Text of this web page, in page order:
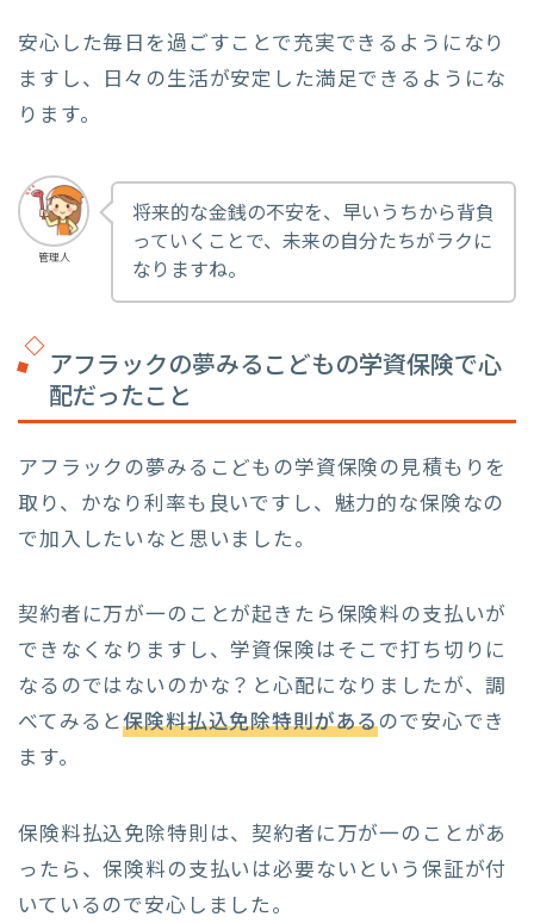
安心した毎日を過ごすことで充実できるようになり
ますし、日々の生活が安定した満足できるようにな
ります。
管理人
将来的な金銭の不安を、早いうちから背負
っていくことで、未来の自分たちがラクに
なりますね。
アフラックの夢みるこどもの学資保険で心
配だったこと
アフラックの夢みるこどもの学資保険の見積もりを
取り、かなり利率も良いですし、魅力的な保険なの
で加入したいなと思いました。
契約者に万が一のことが起きたら保険料の支払いが
できなくなりますし、学資保険はそこで打ち切りに
なるのではないのかな？と心配になりましたが、調
べてみると保険料払込免除特則があるので安心でき
ます。
保険料払込免除特則は、契約者に万が一のことがあ
ったら、保険料の支払いは必要ないという保証が付
いているので安心しました。